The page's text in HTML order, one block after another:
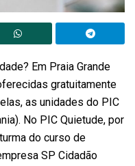
Em Praia Grande
gratuitamente
as unidades do PIC
No PIC Quietude, por
do curso de
SP Cidadão